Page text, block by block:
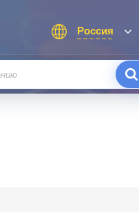
Россия